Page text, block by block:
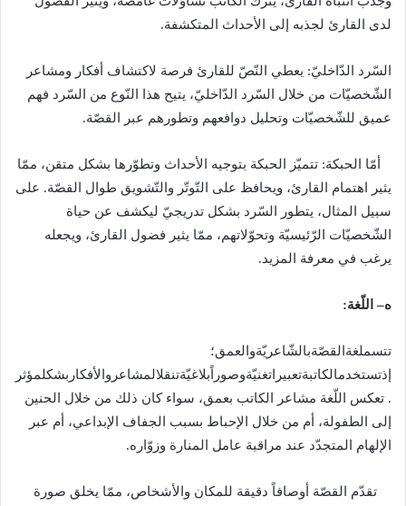
لدى القارئ لجذبه إلى الأحداث المتكشفة.
السّرد الدّاخليّ: يعطي النّصّ للقارئ فرصة لاكتشاف أفكار ومشاعر
الشّخصيّات من خلال السّرد الدّاخليّ، يتيح هذا النّوع من السّرد فهم
عميق للشّخصيّات وتحليل دوافعهم وتطورهم عبر القصّة.
أمّا الحبكة: تتميّز الحبكة بتوجيه الأحداث وتطوّرها بشكل متقن، ممّا
يثير اهتمام القارئ، ويحافظ على التّوتّر والتّشويق طوال القصّة. على
سبيل المثال، يتطور السّرد بشكل تدريجيّ ليكشف عن حياة
الشّخصيّات الرّئيسيّة وتحوّلاتهم، ممّا يثير فضول القارئ، ويجعله
يرغب في معرفة المزيد.
ه– اللّغة:
تتسملغةالقصّةبالشّاعريّةوالعمق؛
إذتستخدمالكاتبةتعبيراتغنيّةوصوراًبلاغيّةتنقلالمشاعروالأفكاربشكلمؤثر
. تعكس اللّغة مشاعر الكاتب بعمق، سواء كان ذلك من خلال الحنين
إلى الطفولة، أم من خلال الإحباط بسبب الجفاف الإبداعي، أم عبر
الإلهام المتجدّد عند مراقبة عامل المنارة وزوّاره.
تقدّم القصّة أوصافاً دقيقة للمكان والأشخاص، ممّا يخلق صورة